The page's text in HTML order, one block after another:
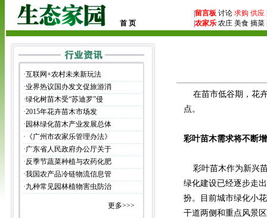
首 页
留言板 讨论 求购 供应
农家乐 农庄 美食 摘菜 |
·互联网+农村未来新玩法
·业界热议国办发文促旅游消
·绿化树苗木受“苏迪罗”侵
·2015年花卉苗木市场发
· 园林绿化苗木产业发展总体
· 《广州市农家乐管理办法》
·广东省人民政府办公厅关于
·反季节蔬菜种植与农药化肥
·我国农产品冷链物流信息管
·九种常见园林植物害虫防治
更多>>>
在苗市低谷期，花卉
点。
彩叶苗木需求将不断
彩叶苗木作为新兴
绿化建设已经逐步走
扮。目前城市绿化小
干道两侧和重点风景